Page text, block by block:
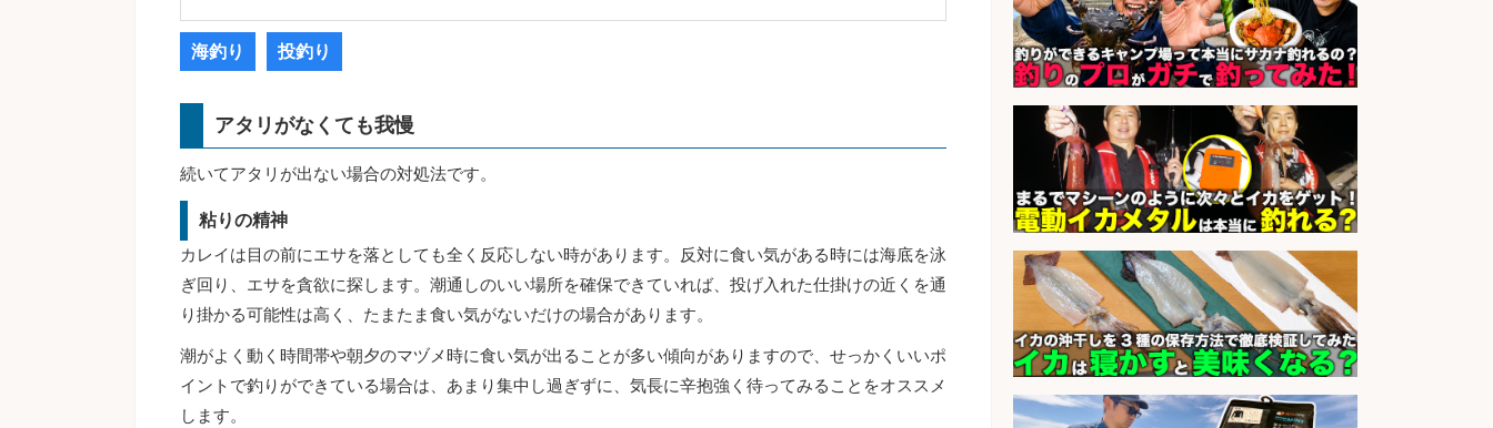
海釣り 投釣り
アタリがなくても我慢
続いてアタリが出ない場合の対処法です。
粘りの精神
カレイは目の前にエサを落としても全く反応しない時があります。反対に食い気がある時には海底を泳
ぎ回り、エサを貪欲に探します。潮通しのいい場所を確保できていれば、投げ入れた仕掛けの近くを通
り掛かる可能性は高く、たまたま食い気がないだけの場合があります。
潮がよく動く時間帯や朝夕のマヅメ時に食い気が出ることが多い傾向がありますので、せっかくいいポ
イントで釣りができている場合は、あまり集中し過ぎずに、気長に辛抱強く待ってみることをオススメ
します。
営業事務/「大津市」釣り具メーカ
ーの物流事務・営業アシスタント/
小野駅徒歩6分/「時給1,300円」/大
型連休あり×残業なし×土日祝休み/
滋賀県
会社名 株式会社ホットスタッフ滋賀
sponsored by 求人ボックス
EC事業責任者候補/飲食業界向け
SaaS企業「魚ぽち」/東証グロース
市場上場
会社名 株式会社フーディソン